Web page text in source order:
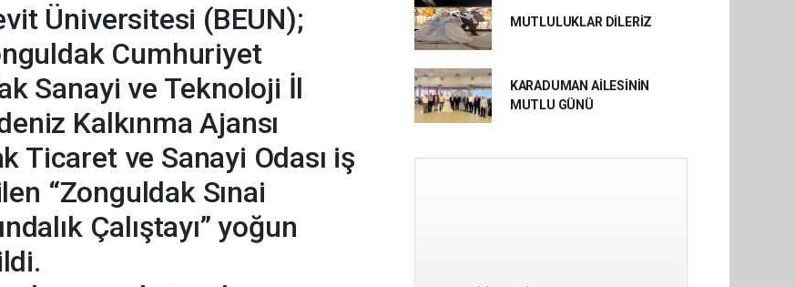
Üniversitesi (BEUN);
Cumhuriyet
Sanayi ve Teknoloji İl
Kalkınma Ajansı
Ticaret ve Sanayi Odası iş
“Zonguldak Sınai
Çalıştayı” yoğun
MUTLULUKLAR DİLERİZ
KARADUMAN AİLESİNİN
MUTLU GÜNÜ